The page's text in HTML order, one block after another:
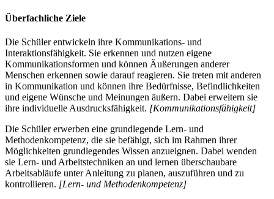
Überfachliche Ziele
Die Schüler entwickeln ihre Kommunikations- und
Interaktionsfähigkeit. Sie erkennen und nutzen eigene
Kommunikationsformen und können Äußerungen anderer
Menschen erkennen sowie darauf reagieren. Sie treten mit anderen
in Kommunikation und können ihre Bedürfnisse, Befindlichkeiten
und eigene Wünsche und Meinungen äußern. Dabei erweitern sie
ihre individuelle Ausdrucksfähigkeit. [Kommunikationsfähigkeit]
Die Schüler erwerben eine grundlegende Lern- und
Methodenkompetenz, die sie befähigt, sich im Rahmen ihrer
Möglichkeiten grundlegendes Wissen anzueignen. Dabei wenden
sie Lern- und Arbeitstechniken an und lernen überschaubare
Arbeitsabläufe unter Anleitung zu planen, auszuführen und zu
kontrollieren. [Lern- und Methodenkompetenz]